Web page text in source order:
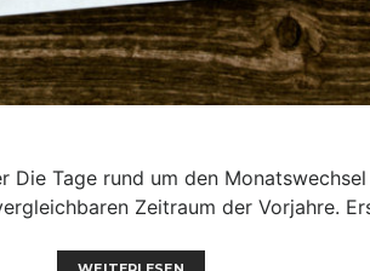
Die Tage rund um den
Zeitraum der Vorjahre.